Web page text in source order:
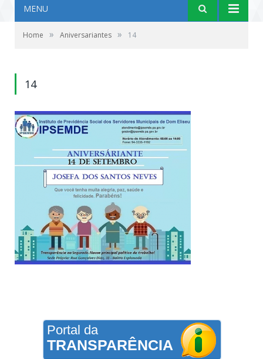
MENU
Home » Aniversariantes » 14
14
Portal da
TRANSPARÊNCIA